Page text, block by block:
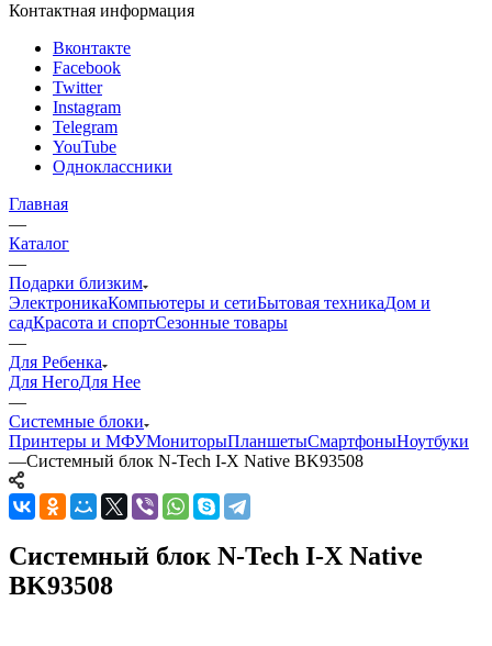
Контактная информация
Вконтакте
Facebook
Twitter
Instagram
Telegram
YouTube
Одноклассники
Главная
—
Каталог
—
Подарки близким
ЭлектроникаКомпьютеры и сетиБытовая техникаДом и
садКрасота и спортСезонные товары
—
Для Ребенка
Для НегоДля Нее
—
Системные блоки
Принтеры и МФУМониторыПланшетыСмартфоныНоутбуки
—Системный блок N-Tech I-X Native BK93508
Системный блок N-Tech I-X Native
BK93508